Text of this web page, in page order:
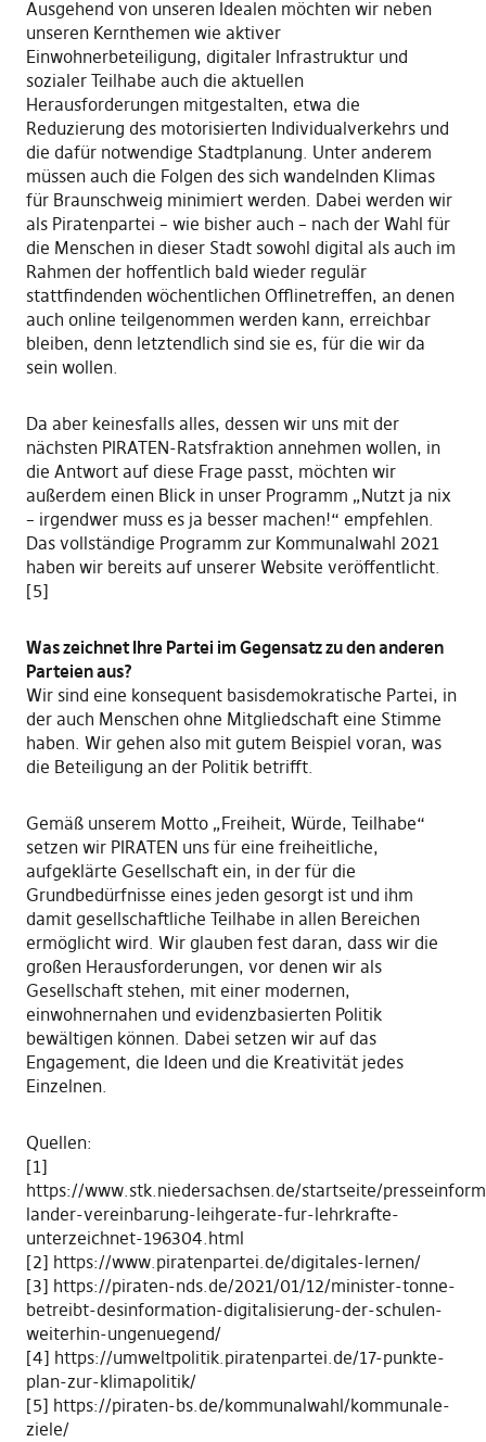
Ausgehend von unseren Idealen möchten wir neben
unseren Kernthemen wie aktiver
Einwohnerbeteiligung, digitaler Infrastruktur und
sozialer Teilhabe auch die aktuellen
Herausforderungen mitgestalten, etwa die
Reduzierung des motorisierten Individualverkehrs und
die dafür notwendige Stadtplanung. Unter anderem
müssen auch die Folgen des sich wandelnden Klimas
für Braunschweig minimiert werden. Dabei werden wir
als Piratenpartei – wie bisher auch – nach der Wahl für
die Menschen in dieser Stadt sowohl digital als auch im
Rahmen der hoffentlich bald wieder regulär
stattfindenden wöchentlichen Offlinetreffen, an denen
auch online teilgenommen werden kann, erreichbar
bleiben, denn letztendlich sind sie es, für die wir da
sein wollen.
Da aber keinesfalls alles, dessen wir uns mit der
nächsten PIRATEN-Ratsfraktion annehmen wollen, in
die Antwort auf diese Frage passt, möchten wir
außerdem einen Blick in unser Programm „Nutzt ja nix
– irgendwer muss es ja besser machen!“ empfehlen.
Das vollständige Programm zur Kommunalwahl 2021
haben wir bereits auf unserer Website veröffentlicht.
[5]
Was zeichnet Ihre Partei im Gegensatz zu den anderen
Parteien aus?
Wir sind eine konsequent basisdemokratische Partei, in
der auch Menschen ohne Mitgliedschaft eine Stimme
haben. Wir gehen also mit gutem Beispiel voran, was
die Beteiligung an der Politik betrifft.
Gemäß unserem Motto „Freiheit, Würde, Teilhabe“
setzen wir PIRATEN uns für eine freiheitliche,
aufgeklärte Gesellschaft ein, in der für die
Grundbedürfnisse eines jeden gesorgt ist und ihm
damit gesellschaftliche Teilhabe in allen Bereichen
ermöglicht wird. Wir glauben fest daran, dass wir die
großen Herausforderungen, vor denen wir als
Gesellschaft stehen, mit einer modernen,
einwohnernahen und evidenzbasierten Politik
bewältigen können. Dabei setzen wir auf das
Engagement, die Ideen und die Kreativität jedes
Einzelnen.
Quellen:
[1]
https://www.stk.niedersachsen.de/startseite/
lander-vereinbarung-leihgerate-fur-lehrkrafte-
unterzeichnet-196304.html
[2] https://www.piratenpartei.de/digitales-lernen/
[3] https://piraten-nds.de/2021/01/12/minister-tonne-
betreibt-desinformation-digitalisierung-der-schulen-
weiterhin-ungenuegend/
[4] https://umweltpolitik.piratenpartei.de/17-punkte-
plan-zur-klimapolitik/
[5] https://piraten-bs.de/kommunalwahl/kommunale-
ziele/